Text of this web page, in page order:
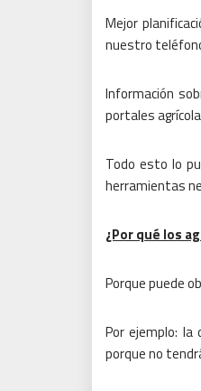
Mejor
nuestro
Información
portales
Todo esto lo
herramientas
¿Por qué los
Porque puede
Por ejemplo: la
porque no